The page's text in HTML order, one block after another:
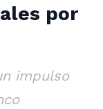
por
impulso